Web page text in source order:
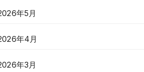
年5月
年4月
年3月